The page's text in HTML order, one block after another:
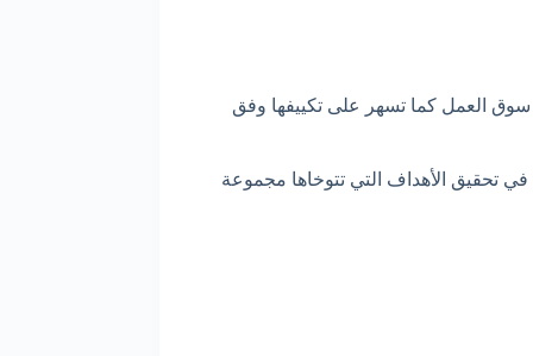
العمل كما تسهر على تكييفها وفق
تحقيق الأهداف التي تتوخاها مجموعة